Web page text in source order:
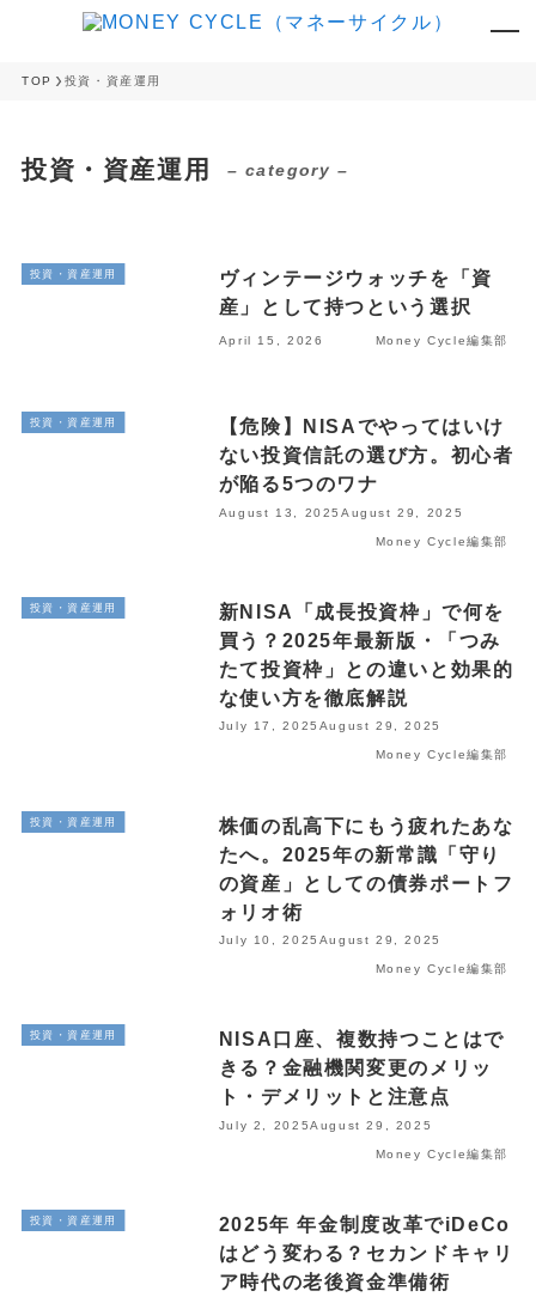
TOP 投資・資産運用
投資・資産運用 – category –
投資・資産運用
ヴィンテージウォッチを「資
産」として持つという選択
April 15, 2026 Money Cycle編集部
投資・資産運用
【危険】NISAでやってはいけ
ない投資信託の選び方。初心者
が陥る5つのワナ
August 13, 2025 August 29, 2025
Money Cycle編集部
投資・資産運用
新NISA「成長投資枠」で何を
買う？2025年最新版・「つみ
たて投資枠」との違いと効果的
な使い方を徹底解説
July 17, 2025 August 29, 2025
Money Cycle編集部
投資・資産運用
株価の乱高下にもう疲れたあな
たへ。2025年の新常識「守り
の資産」としての債券ポートフ
ォリオ術
July 10, 2025 August 29, 2025
Money Cycle編集部
投資・資産運用
NISA口座、複数持つことはで
きる？金融機関変更のメリッ
ト・デメリットと注意点
July 2, 2025August 29, 2025
Money Cycle編集部
投資・資産運用
2025年 年金制度改革でiDeCo
はどう変わる？セカンドキャリ
ア時代の老後資金準備術